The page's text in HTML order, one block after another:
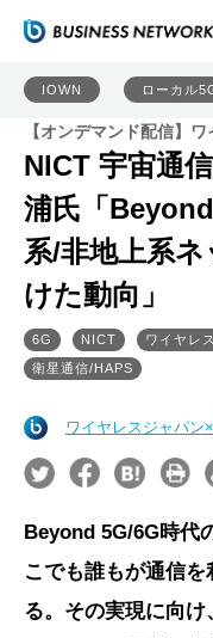
IOWN ローカル
【オンデマンド配信】
NICT 宇宙通
浦氏「
系/非地上系
けた動向」
6G NICT ワイヤレ
衛星通信/HAPS
ワイヤレスジャパン
Beyond 5G/6G時代
こでも誰もが通信
る。その実現に向